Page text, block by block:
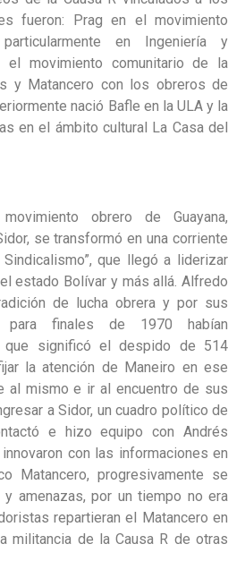
fueron: Prag en el movimiento
en Ingeniería y
el movimiento comunitario de la
y Matancero con los obreros de
nació Bafle en la ULA y la
en el ámbito cultural La Casa del
obrero de Guayana,
se transformó en una corriente
que llegó a liderizar
estado Bolívar y más allá. Alfredo
de lucha obrera y por sus
para finales de 1970 habían
que significó el despido de 514
la atención de Maneiro en ese
al mismo e ir al encuentro de sus
a Sidor, un cuadro político de
e hizo equipo con Andrés
con las informaciones en
Matancero, progresivamente se
amenazas, por un tiempo no era
repartieran el Matancero en
militancia de la Causa R de otras